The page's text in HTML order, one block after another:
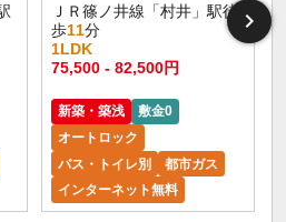
ＪＲ篠ノ井線「村井」駅徒
歩11分
1LDK
75,500 - 82,500円
新築・築浅
敷金0
オートロック
バス・トイレ別
都市ガス
インターネット無料